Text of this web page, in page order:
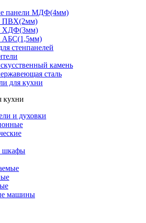
панели МДФ(4мм)
ПВХ(2мм)
ХДФ(3мм)
АБС(1,5мм)
стенпанелей
камень
сталь
для кухни
кухни
и духовки
шкафы
машины